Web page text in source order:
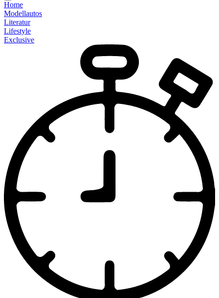
Home
Modellautos
Literatur
Lifestyle
Exclusive